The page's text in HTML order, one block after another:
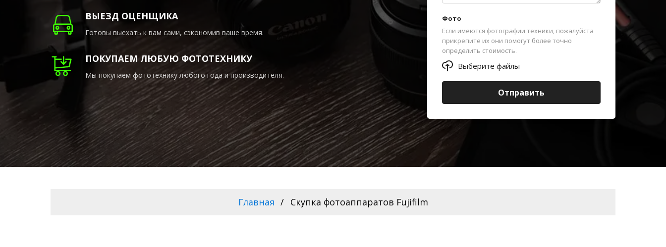
ВЫЕЗД ОЦЕНЩИКА
Готовы выехать к вам сами, сэкономив ваше время.
ПОКУПАЕМ ЛЮБУЮ ФОТОТЕХНИКУ
Мы покупаем фототехнику любого года и производителя.
Фото
Если имеются фотографии техники, пожалуйста
прикрепите их они помогут более точно
определить стоимость.
Выберите файлы
Отправить
Главная Скупка фотоаппаратов Fujifilm